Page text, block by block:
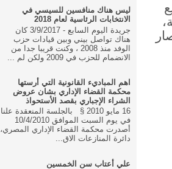
ليس هناك منافسين للسيسي في
الانتخابات الرئاسية لعام 2018
جريدة اليوم السابع - 3/9/2017 كان
هناك تواصل بيني وبين قيادات حزب
الوفد منذ 2008 ، وكنت قريبا جدا من
الانضمام للحزب في 2009 ولكن لم ...
اهم المباديء القانونية التي أرستها
محكمة القضاء الإداري بشان عروض
الشراء الإجباري بقصد الأستحواذ
16 مايو 2010 § بالجلسة المنعقدة علنا
في يوم السبت الموافق 10/4/2010
أصدرت محكمة القضاء الإداري المصري،
دائرة المنازعات الاق...
علي أعتاب سن الخمسين